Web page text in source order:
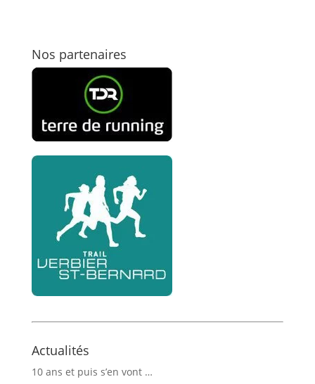
Nos partenaires
Actualités
10 ans et puis s’en vont …